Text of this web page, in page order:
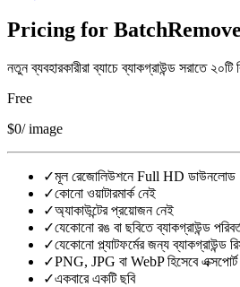
Pricing for
নতুন ব্যবহারকারীরা ব্যাচে ব্যাকগ্রাউন্ড সরাতে ২০টি
Free
$0/ image
✓মূল রেজোলিউশনে Full HD ডাউনলোড
✓কোনো ওয়াটারমার্ক নেই
✓অ্যাকাউন্টের প্রয়োজন নেই
✓যেকোনো রঙ বা ছবিতে ব্যাকগ্রাউন্ড
✓যেকোনো প্ল্যাটফর্মের জন্য ব্যাকগ্রাউন্ড
✓PNG, JPG বা WebP হিসেবে এক্সপোর্ট
✓একবারে একটি ছবি